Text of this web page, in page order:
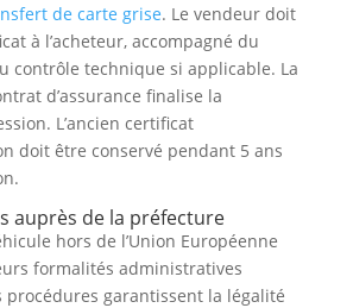
de carte grise. Le vendeur doit
à l’acheteur, accompagné du
contrôle technique si applicable. La
d’assurance finalise la
L’ancien certificat
doit être conservé pendant 5 ans
auprès de la préfecture
hors de l’Union Européenne
formalités administratives
procédures garantissent la légalité